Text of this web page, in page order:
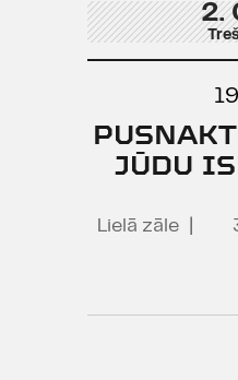
2.
JŪDU
Lielā zāle